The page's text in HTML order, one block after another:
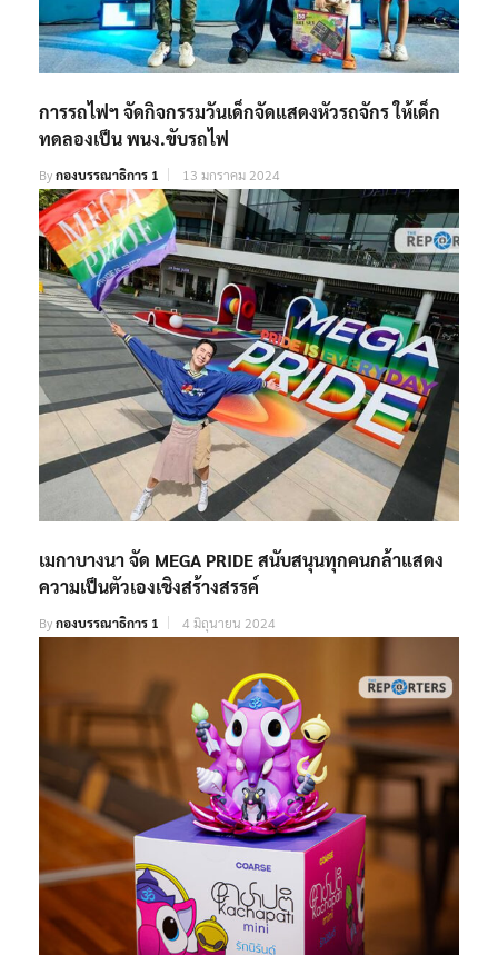
การรถไฟฯ จัดกิจกรรมวันเด็กจัดแสดงหัวรถจักร ให้เด็ก
ทดลองเป็น พนง.ขับรถไฟ
Byกองบรรณาธิการ 1 13 มกราคม 2024
เมกาบางนา จัด MEGA PRIDE สนับสนุนทุกคนกล้าแสดง
ความเป็นตัวเองเชิงสร้างสรรค์
Byกองบรรณาธิการ 1 4 มิถุนายน 2024